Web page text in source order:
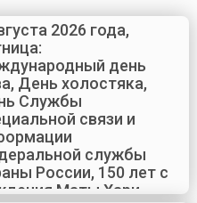
2026 года,
день
День холостяка,
Службы
связи и
службы
России, 150 лет с
Маты Хари